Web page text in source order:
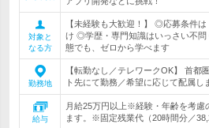
対象と
なる方
【未経験も大歓迎！】 ◎応募条件
け ◎学歴・専門知識はいっさい不
態でも、ゼロから学べます
勤務地
【転勤なし／テレワークOK】 首都
ト先にて勤務／希望に応じて配属し
給与
月給25万円以上※経験・年齢を考慮
ます。※固定残業代（20時間分／